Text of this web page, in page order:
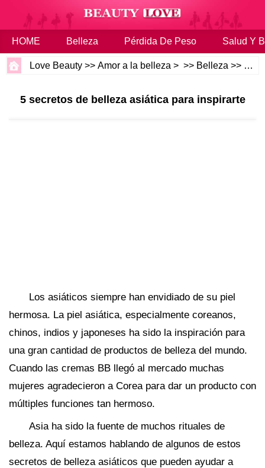
HOME Belleza Pérdida De Peso Salud Y
Love Beauty >>Amor a la belleza > >> Belleza >>
5 secretos de belleza asiática para inspirarte
Los asiáticos siempre han envidiado de su piel
hermosa. La piel asiática, especialmente coreanos,
chinos, indios y japoneses ha sido la inspiración para
una gran cantidad de productos de belleza del mundo.
Cuando las cremas BB llegó al mercado muchas
mujeres agradecieron a Corea para dar un producto con
múltiples funciones tan hermoso.
Asia ha sido la fuente de muchos rituales de
belleza. Aquí estamos hablando de algunos de estos
secretos de belleza asiáticos que pueden ayudar a